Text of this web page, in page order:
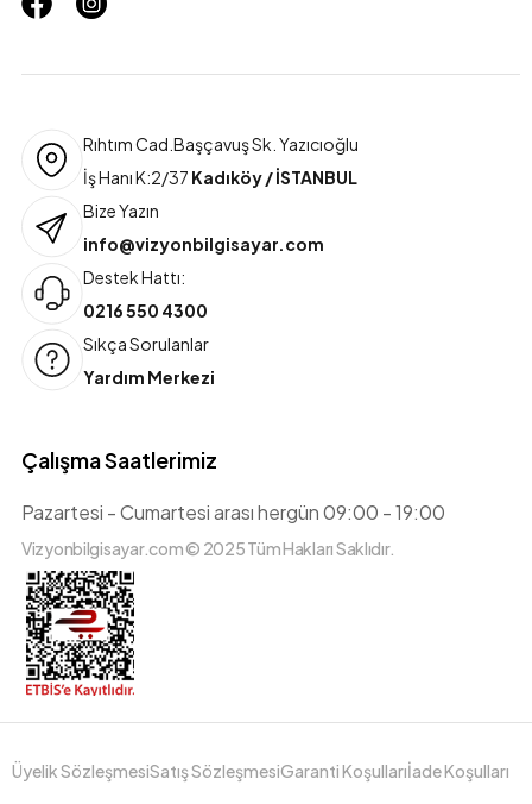
Rıhtım Cad.Başçavuş Sk. Yazıcıoğlu
İş Hanı K:2/37 Kadıköy / İSTANBUL
Bize Yazın
info@vizyonbilgisayar.com
Destek Hattı:
0216 550 4300
Sıkça Sorulanlar
Yardım Merkezi
Çalışma Saatlerimiz
Pazartesi - Cumartesi arası hergün 09:00 - 19:00
Vizyonbilgisayar.com © 2025 Tüm Hakları Saklıdır.
Üyelik SözleşmesiSatış SözleşmesiGaranti Koşullarıİade Koşulları